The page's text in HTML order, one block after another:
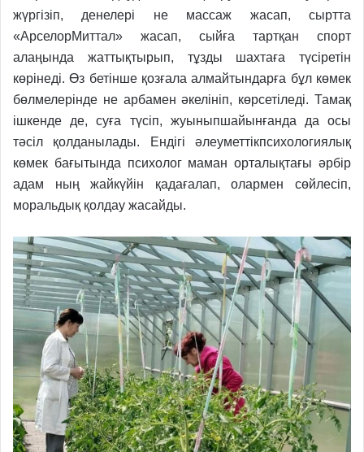
жүргізіп, денелері не массаж жасап, сыртта
«АрселорМиттал» жасап, сыйға тартқан спорт
алаңында жаттықтырып, тұзды шахтаға түсіретін
көрінеді. Өз бетінше қозғала алмайтындарға бұл көмек
бөлмелерінде не арбамен әкелініп, көрсетіледі. Тамақ
ішкенде де, суға түсіп, жуыныпшайынғанда да осы
тәсіл қолданылады. Ендігі әлеуметтікпсихологиялық
көмек бағытында психолог маман орталықтағы әрбір
адам ның жайкүйін қадағалап, олармен сөйлесіп,
моральдық қолдау жасайды.